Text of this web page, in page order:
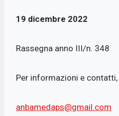
19 dicembre 2022
Rassegna anno III/n. 348
Per informazioni e
anbamedaps@gmail.com